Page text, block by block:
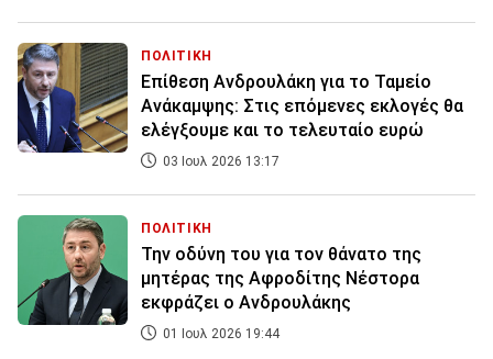
ΠΟΛΙΤΙΚΗ
Επίθεση Ανδρουλάκη για το Ταμείο
Ανάκαμψης: Στις επόμενες εκλογές θα
ελέγξουμε και το τελευταίο ευρώ
03 Ιουλ 2026 13:17
ΠΟΛΙΤΙΚΗ
Την οδύνη του για τον θάνατο της
μητέρας της Αφροδίτης Νέστορα
εκφράζει ο Ανδρουλάκης
01 Ιουλ 2026 19:44